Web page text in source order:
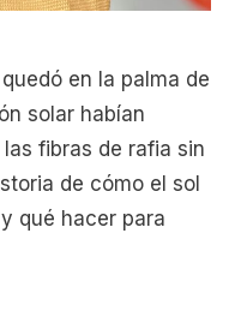
en la palma de
solar habían
fibras de rafia sin
de cómo el sol
qué hacer para